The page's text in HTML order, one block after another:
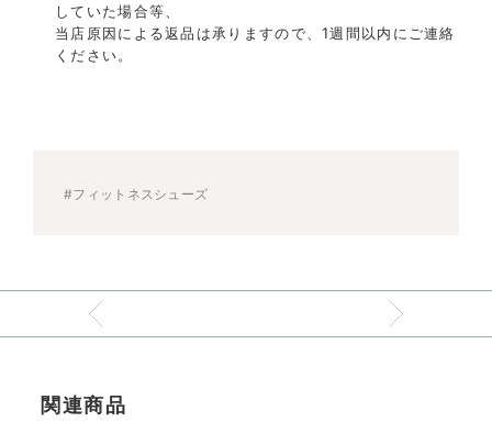
していた場合等、
当店原因による返品は承りますので、1週間以内にご連絡
ください。
#フィットネスシューズ
関連商品